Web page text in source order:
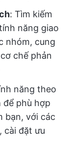
: Tìm kiếm
năng giao
nhóm, cung
chế phản
năng theo
để phù hợp
bạn, với các
cài đặt ưu